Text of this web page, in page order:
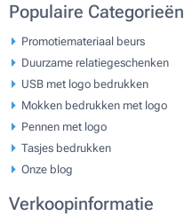
Populaire Categorieën
Promotiemateriaal beurs
Duurzame relatiegeschenken
USB met logo bedrukken
Mokken bedrukken met logo
Pennen met logo
Tasjes bedrukken
Onze blog
Verkoopinformatie